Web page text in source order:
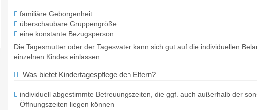
familiäre Geborgenheit
überschaubare Gruppengröße
eine konstante Bezugsperson
Die Tagesmutter oder der Tagesvater kann sich gut auf die individuellen
einzelnen Kindes einlassen.
Was bietet Kindertagespflege den Eltern?
individuell abgestimmte Betreuungszeiten, die ggf. auch außerhalb der
Öffnungszeiten liegen können